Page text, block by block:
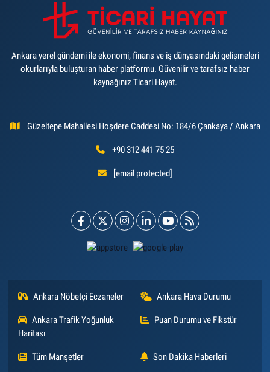
Ankara yerel gündemi ile ekonomi, finans ve iş dünyasındaki gelişmeleri
okurlarıyla buluşturan haber platformu. Güvenilir ve tarafsız haber
kaynağınız Ticari Hayat.
Güzeltepe Mahallesi Hoşdere Caddesi No: 184/6 Çankaya / Ankara
+90 312 441 75 25
[email protected]
Ankara Nöbetçi Eczaneler Ankara Hava Durumu
Ankara Trafik Yoğunluk
Haritası
Puan Durumu ve Fikstür
Tüm Manşetler Son Dakika Haberleri